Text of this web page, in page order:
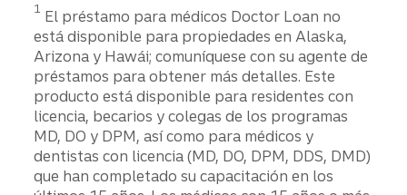
1 El préstamo para médicos Doctor Loan no
está disponible para propiedades en Alaska,
Arizona y Hawái; comuníquese con su agente de
préstamos para obtener más detalles. Este
producto está disponible para residentes con
licencia, becarios y colegas de los programas
MD, DO y DPM, así como para médicos y
dentistas con licencia (MD, DO, DPM, DDS, DMD)
que han completado su capacitación en los